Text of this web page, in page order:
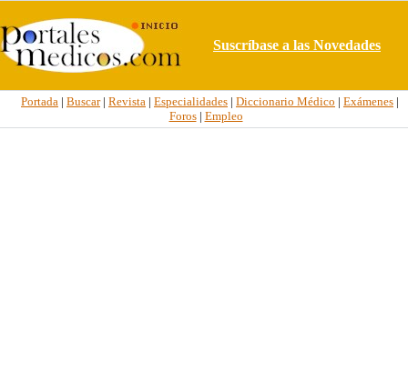
Suscríbase a las Novedades
Portada | Buscar| Revista | Especialidades | Diccionario Médico | Exámenes |
Foros| Empleo